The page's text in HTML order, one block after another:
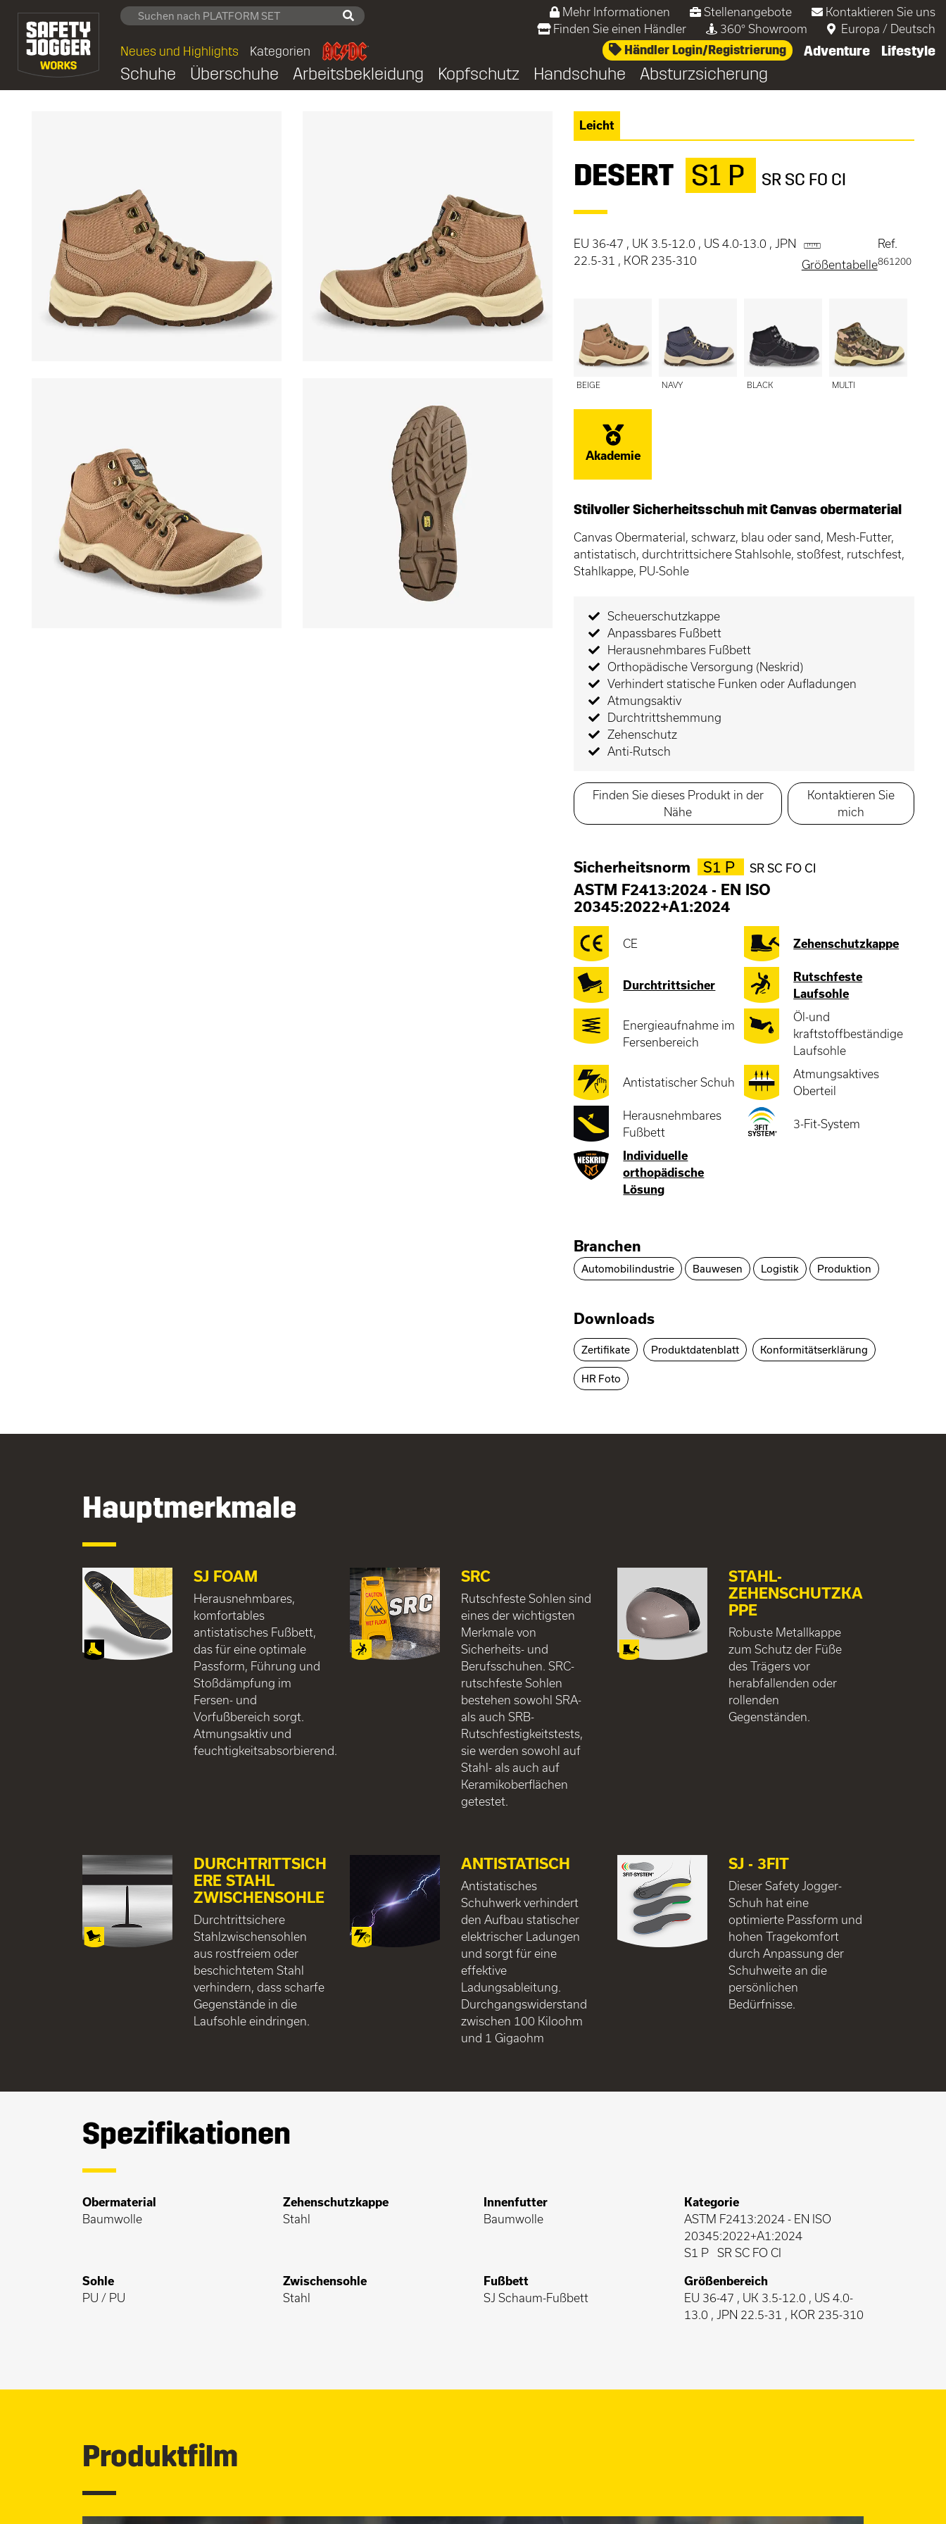
Mehr Informationen Stellenangebote
Kontaktieren Sie uns
Finden Sie einen Händler
360° Showroom Europa / Deutsch
Neues und Highlights Kategorien Händler Login/Registrierung Adventure Lifestyle
Schuhe Überschuhe Arbeitsbekleidung Kopfschutz Handschuhe Absturzsicherung
Leicht
DESERT S1 P SR SC FO CI
EU 36-47 , UK 3.5-12.0 , US 4.0-13.0 , JPN
22.5-31 , KOR 235-310
Größentabelle
Ref.
861200
BEIGE NAVY BLACK MULTI
Akademie
Stilvoller Sicherheitsschuh mit Canvas obermaterial
Canvas Obermaterial, schwarz, blau oder sand, Mesh-Futter,
antistatisch, durchtrittsichere Stahlsohle, stoßfest, rutschfest,
Stahlkappe, PU-Sohle
Scheuerschutzkappe
Anpassbares Fußbett
Herausnehmbares Fußbett
Orthopädische Versorgung (Neskrid)
Verhindert statische Funken oder Aufladungen
Atmungsaktiv
Durchtrittshemmung
Zehenschutz
Anti-Rutsch
Finden Sie dieses Produkt in der
Nähe
Kontaktieren Sie
mich
Sicherheitsnorm S1 P SR SC FO CI
ASTM F2413:2024 - EN ISO
20345:2022+A1:2024
CE Zehenschutzkappe
Durchtrittsicher
Rutschfeste
Laufsohle
Energieaufnahme im
Fersenbereich
Öl-und
kraftstoffbeständige
Laufsohle
Antistatischer Schuh
Atmungsaktives
Oberteil
Herausnehmbares
Fußbett
3-Fit-System
Individuelle
orthopädische
Lösung
Branchen
Automobilindustrie Bauwesen Logistik Produktion
Downloads
Zertifikate Produktdatenblatt Konformitätserklärung
HR Foto
Hauptmerkmale
SJ FOAM
Herausnehmbares,
komfortables
antistatisches Fußbett,
das für eine optimale
Passform, Führung und
Stoßdämpfung im
Fersen- und
Vorfußbereich sorgt.
Atmungsaktiv und
feuchtigkeitsabsorbierend.
SRC
Rutschfeste Sohlen sind
eines der wichtigsten
Merkmale von
Sicherheits- und
Berufsschuhen. SRC-
rutschfeste Sohlen
bestehen sowohl SRA-
als auch SRB-
Rutschfestigkeitstests,
sie werden sowohl auf
Stahl- als auch auf
Keramikoberflächen
getestet.
STAHL-
ZEHENSCHUTZKA
PPE
Robuste Metallkappe
zum Schutz der Füße
des Trägers vor
herabfallenden oder
rollenden
Gegenständen.
DURCHTRITTSICH
ERE STAHL
ZWISCHENSOHLE
Durchtrittsichere
Stahlzwischensohlen
aus rostfreiem oder
beschichtetem Stahl
verhindern, dass scharfe
Gegenstände in die
Laufsohle eindringen.
ANTISTATISCH
Antistatisches
Schuhwerk verhindert
den Aufbau statischer
elektrischer Ladungen
und sorgt für eine
effektive
Ladungsableitung.
Durchgangswiderstand
zwischen 100 Kiloohm
und 1 Gigaohm
SJ - 3FIT
Dieser Safety Jogger-
Schuh hat eine
optimierte Passform und
hohen Tragekomfort
durch Anpassung der
Schuhweite an die
persönlichen
Bedürfnisse.
Spezifikationen
Obermaterial
Baumwolle
Zehenschutzkappe
Stahl
Innenfutter
Baumwolle
Kategorie
ASTM F2413:2024 - EN ISO
20345:2022+A1:2024
S1 P
SR SC FO CI
Sohle
PU / PU
Zwischensohle
Stahl
Fußbett
SJ Schaum-Fußbett
Größenbereich
EU 36-47 , UK 3.5-12.0 , US 4.0-
13.0 , JPN 22.5-31 , KOR 235-310
Produktfilm